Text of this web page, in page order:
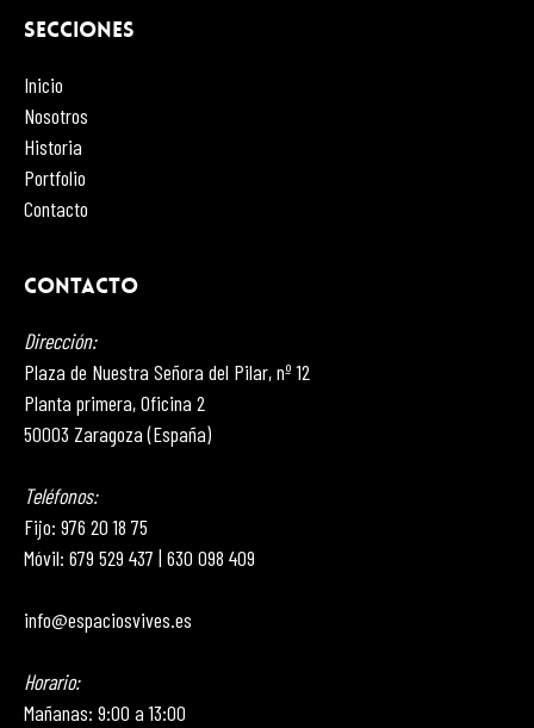
SECCIONES
Inicio
Nosotros
Historia
Portfolio
Contacto
CONTACTO
Dirección:
Plaza de Nuestra Señora del Pilar, nº 12
Planta primera, Oficina 2
50003 Zaragoza (España)
Teléfonos:
Fijo: 976 20 18 75
Móvil: 679 529 437 | 630 098 409
info@espaciosvives.es
Horario:
Mañanas: 9:00 a 13:00